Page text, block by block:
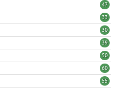
47
33
30
39
50
60
55